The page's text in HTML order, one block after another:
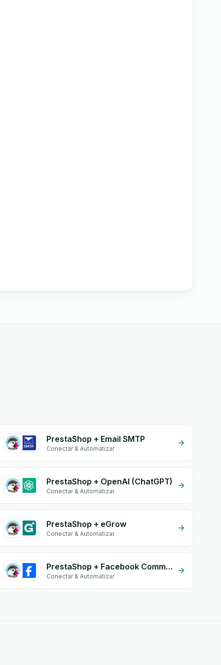
PrestaShop + Email SMTP
Conectar & Automatizar
PrestaShop + OpenAI (ChatGPT)
Conectar & Automatizar
PrestaShop + eGrow
Conectar & Automatizar
PrestaShop + Facebook Commerce
Conectar & Automatizar